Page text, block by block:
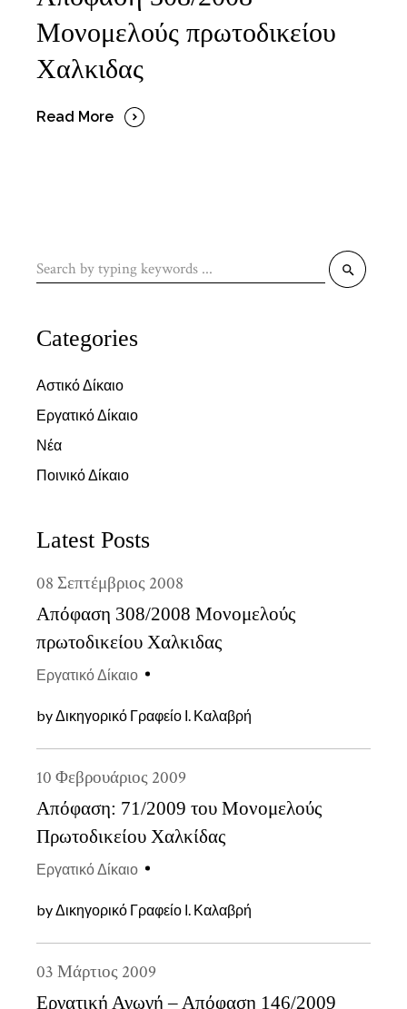
Μονομελούς πρωτοδικείου
Χαλκιδας
Read More
Search
for:
Categories
Αστικό Δίκαιο
Εργατικό Δίκαιο
Νέα
Ποινικό Δίκαιο
Latest Posts
08 Σεπτέμβριος 2008
Απόφαση 308/2008 Μονομελούς
πρωτοδικείου Χαλκιδας
Εργατικό Δίκαιο
by Δικηγορικό Γραφείο Ι. Καλαβρή
10 Φεβρουάριος 2009
Απόφαση: 71/2009 του Μονομελούς
Πρωτοδικείου Χαλκίδας
Εργατικό Δίκαιο
by Δικηγορικό Γραφείο Ι. Καλαβρή
03 Μάρτιος 2009
Εργατική Αγωγή – Απόφαση 146/2009